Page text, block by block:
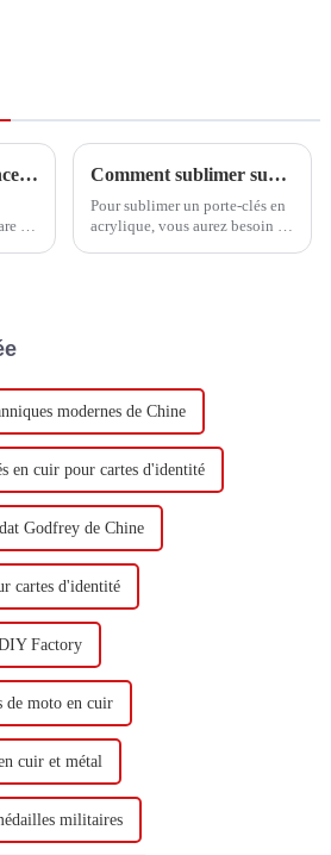
Découvrir les tendances et les étapes d'achat essentielles des patchs chenille en 2025
de
Comment sublimer sur des porte-clés en acrylique
Pour sublimer un porte-clés en
acrylique, vous aurez besoin du
modernes de Chine
en cuir pour cartes d'identité
Godfrey de Chine
cartes d'identité
Factory
de moto en cuir
cuir et métal
militaires